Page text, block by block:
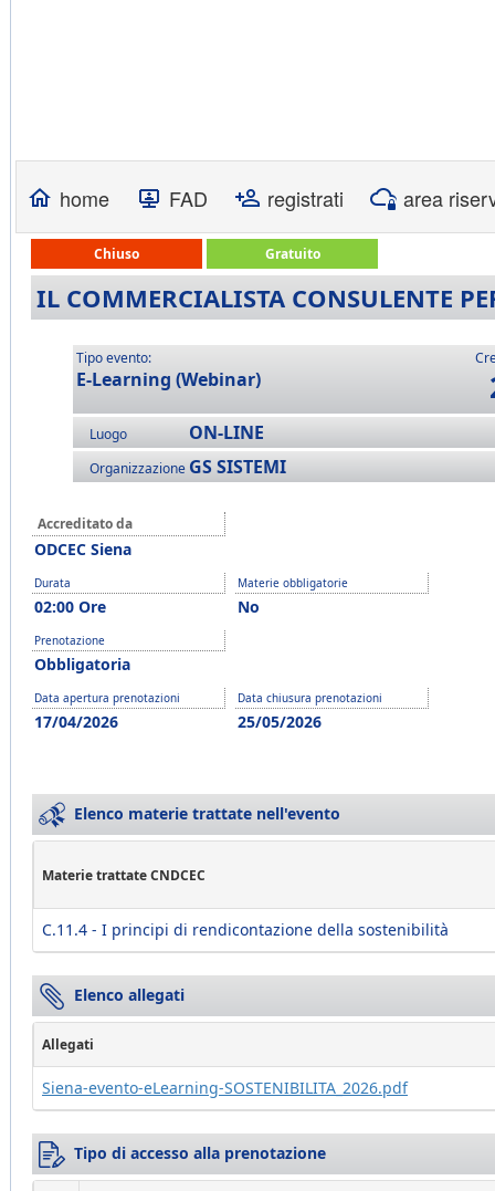
home FAD registrati area
Chiuso Gratuito
IL COMMERCIALISTA CONSULENTE
Tipo evento:
E-Learning (Webinar)
Luogo ON-LINE
Organizzazione GS SISTEMI
Accreditato da
ODCEC Siena
Durata
02:00 Ore
Materie obbligatorie
No
Prenotazione
Obbligatoria
Data apertura prenotazioni
17/04/2026
Data chiusura prenotazioni
25/05/2026
Elenco materie trattate nell'evento
Materie trattate CNDCEC
C.11.4 - I principi di rendicontazione della sostenibilità
Elenco allegati
Allegati
Siena-evento-eLearning-SOSTENIBILITA_2026.pdf
Tipo di accesso alla prenotazione